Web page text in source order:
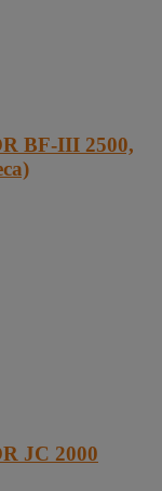
BF-III 2500,
JC 2000